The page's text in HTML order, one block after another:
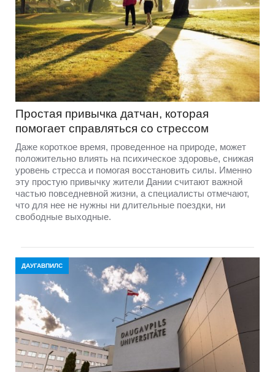
Простая привычка датчан, которая
помогает справляться со стрессом
Даже короткое время, проведенное на природе, может
положительно влиять на психическое здоровье, снижая
уровень стресса и помогая восстановить силы. Именно
эту простую привычку жители Дании считают важной
частью повседневной жизни, а специалисты отмечают,
что для нее не нужны ни длительные поездки, ни
свободные выходные.
ДАУГАВПИЛС